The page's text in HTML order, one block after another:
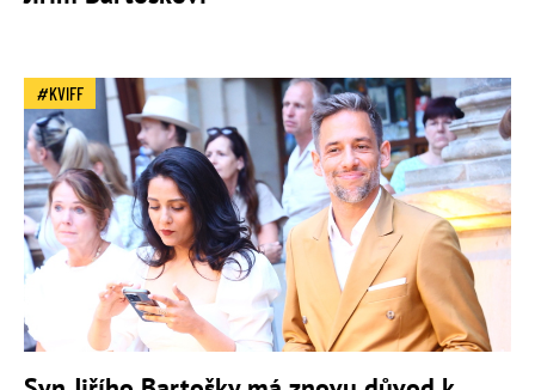
KVIFF